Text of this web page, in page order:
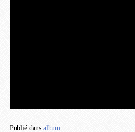
Publié dans album